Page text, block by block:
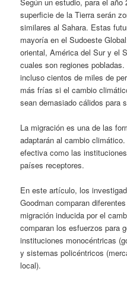
superficie de la Tierra serán
similares al Sahara. Estas
mayoría en el Sudoeste
oriental, América del Sur y el
cuales son regiones
incluso cientos de miles de
más frías si el cambio
sean demasiado cálidos para
La migración es una de las
adaptarán al cambio
efectiva como las
países receptores.
En este artículo, los
Goodman comparan
migración inducida por el
comparan los esfuerzos para
instituciones monocéntricas
y sistemas policéntricos
local).